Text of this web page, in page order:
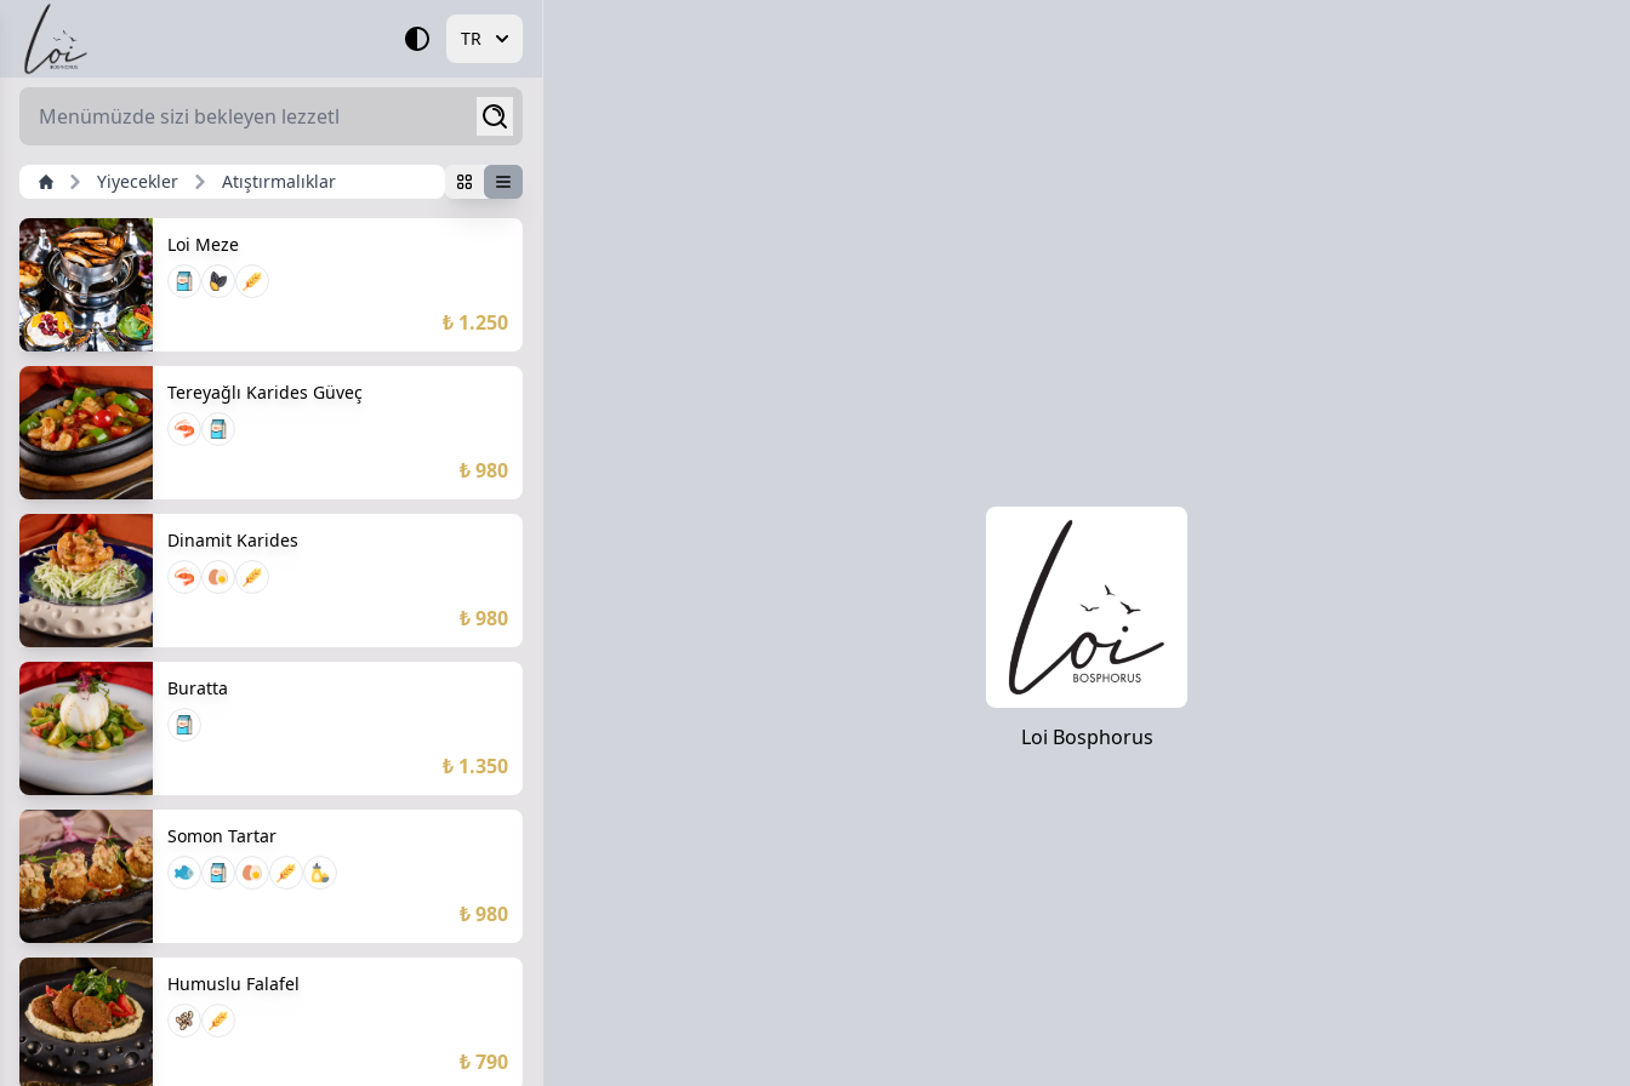
TR
Yiyecekler Atıştırmalıklar
Loi Meze
₺ 1.250
Tereyağlı Karides Güveç
₺ 980
Dinamit Karides
₺ 980
Buratta
₺ 1.350
Somon Tartar
₺ 980
Humuslu Falafel
₺ 790
Loi Bosphorus